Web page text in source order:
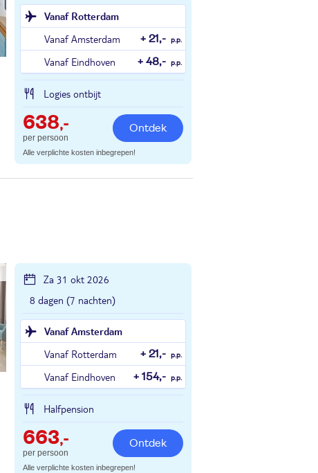
Vanaf Rotterdam
Vanaf Amsterdam
+ 21,- p.p.
Vanaf Eindhoven + 48,- p.p.
Logies ontbijt
638,-
per persoon
Ontdek
Alle verplichte kosten inbegrepen!
Za 31 okt 2026
8 dagen (7 nachten)
Vanaf Amsterdam
Vanaf Rotterdam
+ 21,- p.p.
Vanaf Eindhoven + 154,- p.p.
Halfpension
663,-
per persoon
Ontdek
Alle verplichte kosten inbegrepen!